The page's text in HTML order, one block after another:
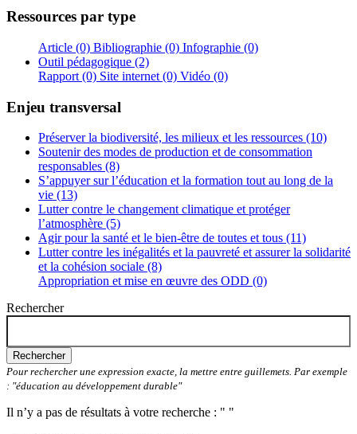
Ressources par type
Article (0) Bibliographie (0) Infographie (0)
Outil pédagogique (2)
Rapport (0) Site internet (0) Vidéo (0)
Enjeu transversal
Préserver la biodiversité, les milieux et les ressources (10)
Soutenir des modes de production et de consommation
responsables (8)
S’appuyer sur l’éducation et la formation tout au long de la
vie (13)
Lutter contre le changement climatique et protéger
l’atmosphère (5)
Agir pour la santé et le bien-être de toutes et tous (11)
Lutter contre les inégalités et la pauvreté et assurer la solidarité
et la cohésion sociale (8)
Appropriation et mise en œuvre des ODD (0)
Rechercher
Rechercher
Pour rechercher une expression exacte, la mettre entre guillemets. Par exemple
: "éducation au développement durable"
Il n’y a pas de résultats à votre recherche : " "